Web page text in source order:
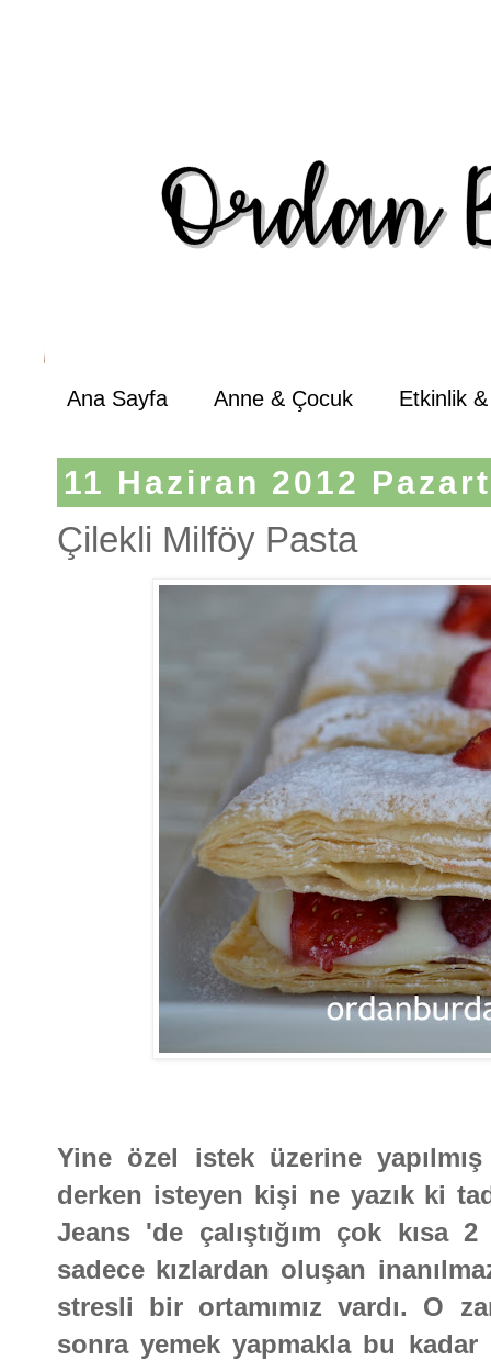
Ana Sayfa Anne & Çocuk Etkinlik
11 Haziran 2012
Çilekli Milföy Pasta
Yine özel istek üzerine
derken isteyen kişi ne yazık ki
Jeans 'de çalıştığım çok kısa
sadece kızlardan oluşan
stresli bir ortamımız vardı. O
sonra yemek yapmakla bu kadar